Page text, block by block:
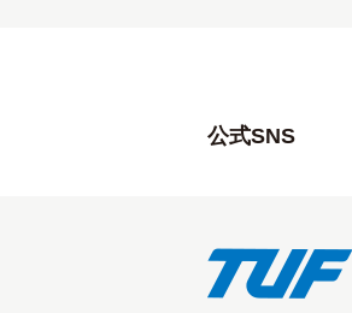
公式SNS